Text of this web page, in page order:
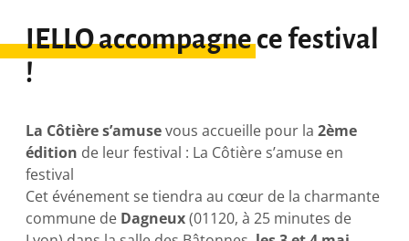
IELLO accompagne ce festival
!
La Côtière s’amusevous accueille pour la2ème
édition de leur festival : La Côtière s’amuse en
festival
Cet événement se tiendra au cœur de la charmante
commune de Dagneux(01120, à 25 minutes de